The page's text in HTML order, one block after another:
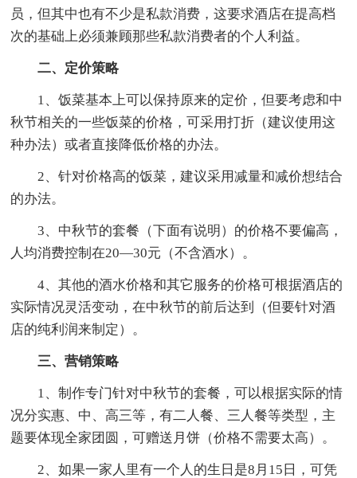
员，但其中也有不少是私款消费，这要求酒店在提高档
次的基础上必须兼顾那些私款消费者的个人利益。
二、定价策略
1、饭菜基本上可以保持原来的定价，但要考虑和中
秋节相关的一些饭菜的价格，可采用打折（建议使用这
种办法）或者直接降低价格的办法。
2、针对价格高的饭菜，建议采用减量和减价想结合
的办法。
3、中秋节的套餐（下面有说明）的价格不要偏高，
人均消费控制在20—30元（不含酒水）。
4、其他的酒水价格和其它服务的价格可根据酒店的
实际情况灵活变动，在中秋节的前后达到（但要针对酒
店的纯利润来制定）。
三、营销策略
1、制作专门针对中秋节的套餐，可以根据实际的情
况分实惠、中、高三等，有二人餐、三人餐等类型，主
题要体现全家团圆，可赠送月饼（价格不需要太高）。
2、如果一家人里有一个人的生日是8月15日，可凭